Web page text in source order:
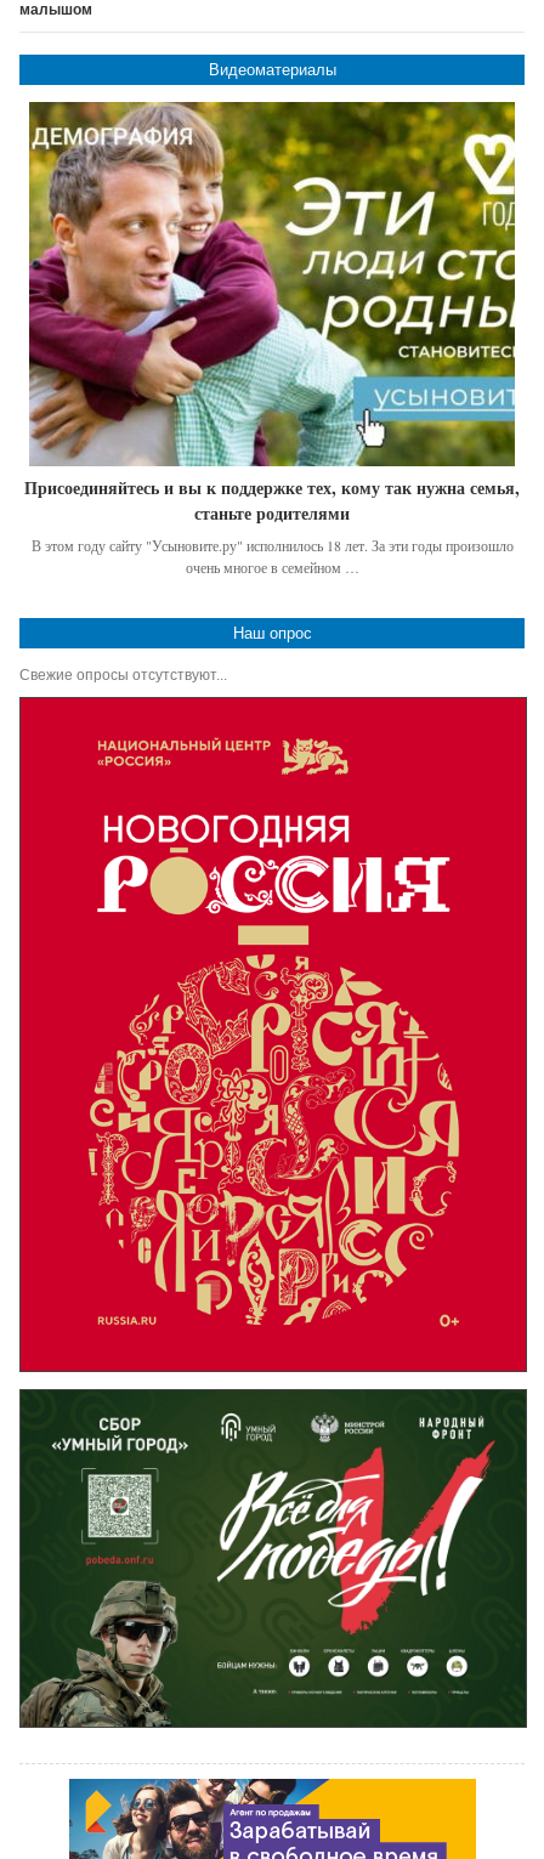
малышом
Видеоматериалы
Присоединяйтесь и вы к поддержке тех, кому так нужна семья,
станьте родителями
В этом году сайту "Усыновите.ру" исполнилось 18 лет. За эти годы произошло
очень многое в семейном …
Наш опрос
Свежие опросы отсутствуют...